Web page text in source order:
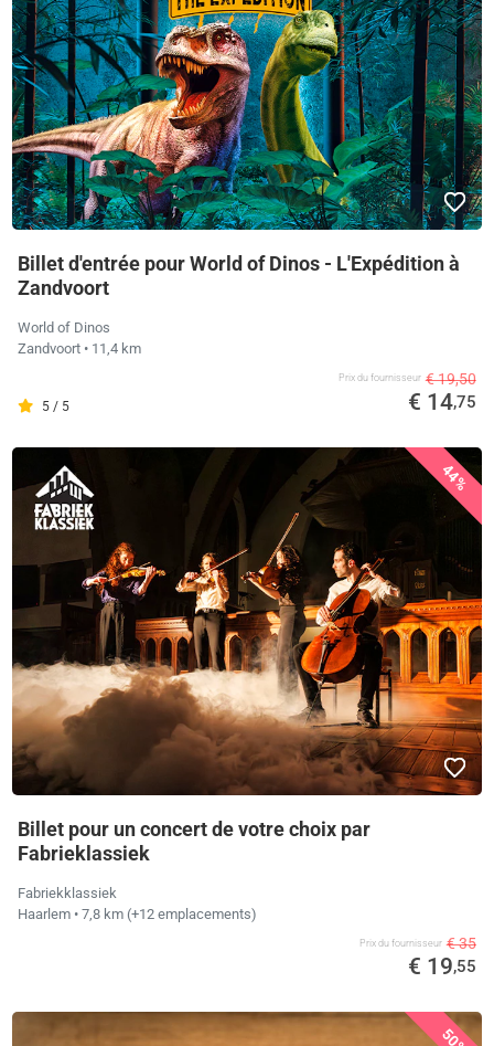
Billet d'entrée pour World of Dinos - L'Expédition à
Zandvoort
World of Dinos
Zandvoort • 11,4 km
5 / 5
Prix ​​du fournisseur € 19,50
€ 14,75
44%
Billet pour un concert de votre choix par
Fabrieklassiek
Fabriekklassiek
Haarlem • 7,8 km (+12 emplacements)
Prix ​​du fournisseur € 35
€ 19,55